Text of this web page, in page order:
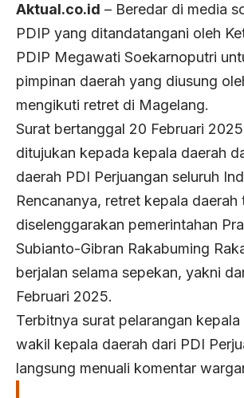
Aktual.co.id – Beredar di media
PDIP yang ditandatangani oleh
PDIP Megawati Soekarnoputri
pimpinan daerah yang diusung
mengikuti retret di Magelang.
Surat bertanggal 20 Februari
ditujukan kepada kepala daerah
daerah PDI Perjuangan seluruh
Rencananya, retret kepala daerah
diselenggarakan pemerintahan
Subianto-Gibran Rakabuming
berjalan selama sepekan, yakni
Februari 2025.
Terbitnya surat pelarangan kepala
wakil kepala daerah dari PDI
langsung menuali komentar